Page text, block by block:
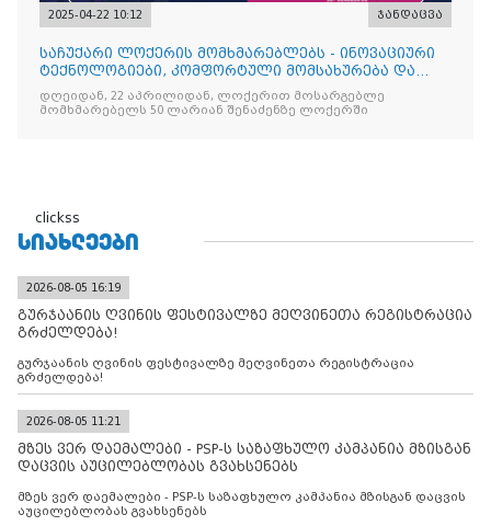
2025-04-22 10:12 ჯანდაცვა
საჩუქარი ლოქერის მომხმარებლებს - ინოვაციური
ტექნოლოგიები, კომფორტული მომსახურება და
ყოველთვის სარგებ
დღეიდან, 22 აპრილიდან, ლოქერით მოსარგებლე
მომხმარებელს 50 ლარიან შენაძენზე ლოქერში
clickss
ᲡᲘᲐᲮᲚᲔᲔᲑᲘ
2026-08-05 16:19
გურჯაანის ღვინის ფესტივალზე მეღვინეთა რეგისტრაცია
გრძელდება!
გურჯაანის ღვინის ფესტივალზე მეღვინეთა რეგისტრაცია
გრძელდება!
2026-08-05 11:21
მზეს ვერ დაემალები - PSP-ს საზაფხულო კამპანია მზისგან
დაცვის აუცილებლობას გვახსენებს
მზეს ვერ დაემალები - PSP-ს საზაფხულო კამპანია მზისგან დაცვის
აუცილებლობას გვახსენებს